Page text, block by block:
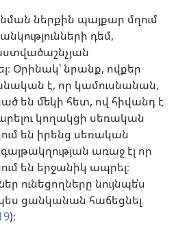
ներքին պայքար մղում
դեմ,
Օրինակ՝ նրանք, ովքեր
է, որ կամուսնանան,
են մեկի հետ, ով հիվանդ է
կողակցի սեռական
են իրենց սեռական
գայթակղության առաջ էլ որ
են երջանիկ ապրել։
ունեցողները նույնպե՛ս
ցանկանան հաճեցնել
)։